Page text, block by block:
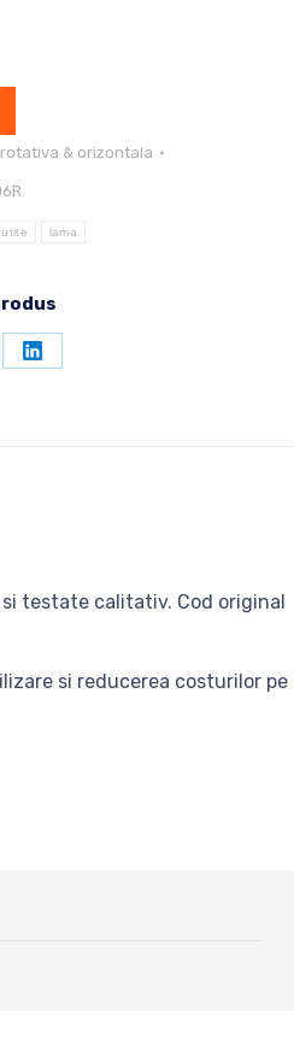
& orizontala
lama
Share
testate calitativ. Cod original
si reducerea costurilor pe